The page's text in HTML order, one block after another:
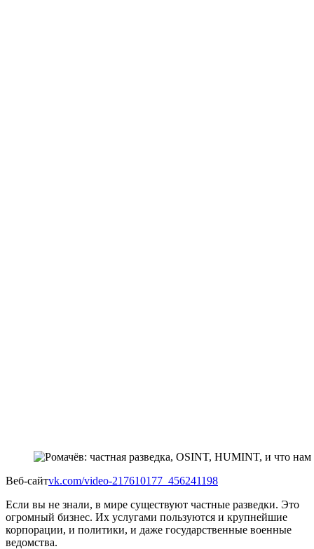
Веб-сайтvk.com/video-217610177_456241198
Если вы не знали, в мире существуют частные разведки. Это
огромный бизнес. Их услугами пользуются и крупнейшие
корпорации, и политики, и даже государственные военные
ведомства.